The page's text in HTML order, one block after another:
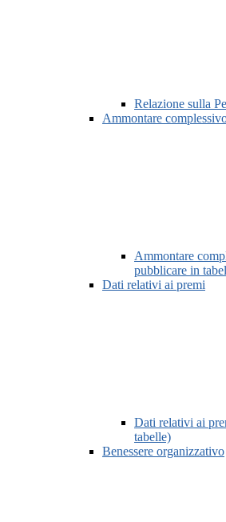
Relazione sulla
Ammontare
Ammontare
pubblicare in
Dati relativi ai premi
Dati relativi ai
tabelle)
Benessere organizzativo